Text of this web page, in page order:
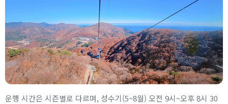
운행 시간은 시즌별로 다르며, 성수기(5~8월) 오전 9시~오후 8시 30